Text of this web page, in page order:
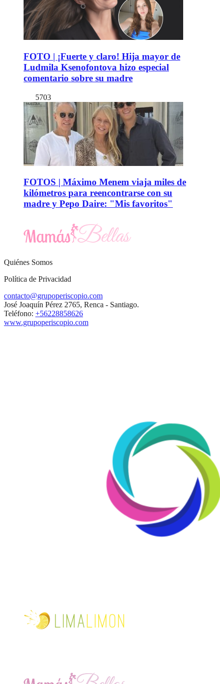
FOTO | ¡Fuerte y claro! Hija mayor de
Ludmila Ksenofontova hizo especial
comentario sobre su madre
5703
FOTOS | Máximo Menem viaja miles de
kilómetros para reencontrarse con su
madre y Pepo Daire: "Mis favoritos"
Quiénes Somos
Política de Privacidad
contacto@grupoperiscopio.com
José Joaquín Pérez 2765, Renca - Santiago.
Teléfono: +56228858626
www.grupoperiscopio.com